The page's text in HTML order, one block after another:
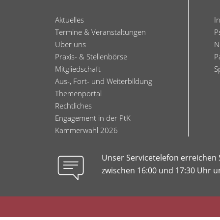
Aktuelles
Termine & Veranstaltungen
Über uns
Praxis- & Stellenbörse
Mitgliedschaft
Aus-, Fort- und Weiterbildung
Themenportal
Rechtliches
Engagement in der PtK
Kammerwahl 2026
Unser Servicetelefon
zwischen 16:00 und 17:30 Uhr